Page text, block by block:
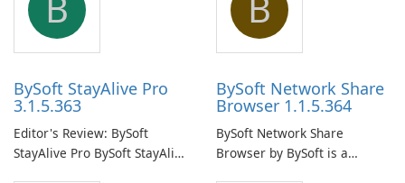
BySoft StayAlive Pro
3.1.5.363
Editor's Review: BySoft
StayAlive Pro BySoft StayAlive
BySoft Network Share
Browser 1.1.5.364
BySoft Network Share
Browser by BySoft is a